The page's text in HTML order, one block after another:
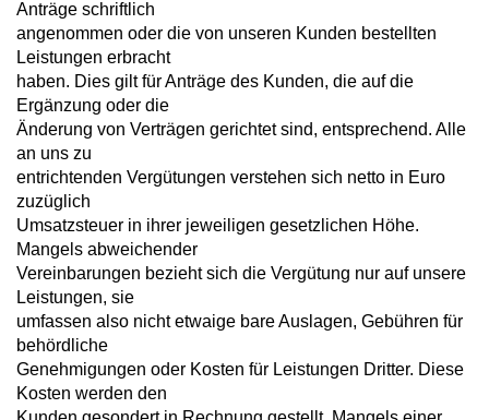
Anträge schriftlich
angenommen oder die von unseren Kunden bestellten
Leistungen erbracht
haben. Dies gilt für Anträge des Kunden, die auf die
Ergänzung oder die
Änderung von Verträgen gerichtet sind, entsprechend. Alle
an uns zu
entrichtenden Vergütungen verstehen sich netto in Euro
zuzüglich
Umsatzsteuer in ihrer jeweiligen gesetzlichen Höhe.
Mangels abweichender
Vereinbarungen bezieht sich die Vergütung nur auf unsere
Leistungen, sie
umfassen also nicht etwaige bare Auslagen, Gebühren für
behördliche
Genehmigungen oder Kosten für Leistungen Dritter. Diese
Kosten werden den